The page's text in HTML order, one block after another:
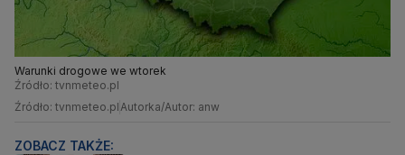
Warunki drogowe we wtorek
Źródło: tvnmeteo.pl
Źródło: tvnmeteo.plAutorka/Autor: anw
ZOBACZ TAKŻE: